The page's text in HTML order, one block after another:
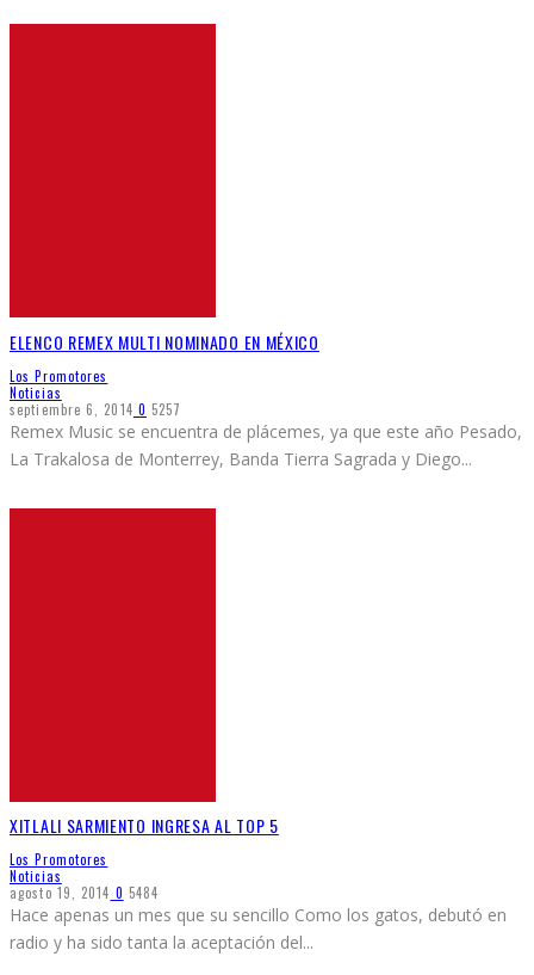
ELENCO REMEX MULTI NOMINADO EN MÉXICO
Los Promotores
Noticias
septiembre 6, 2014 0 5257
Remex Music se encuentra de plácemes, ya que este año Pesado,
La Trakalosa de Monterrey, Banda Tierra Sagrada y Diego...
XITLALI SARMIENTO INGRESA AL TOP 5
Los Promotores
Noticias
agosto 19, 2014 0 5484
Hace apenas un mes que su sencillo Como los gatos, debutó en
radio y ha sido tanta la aceptación del...